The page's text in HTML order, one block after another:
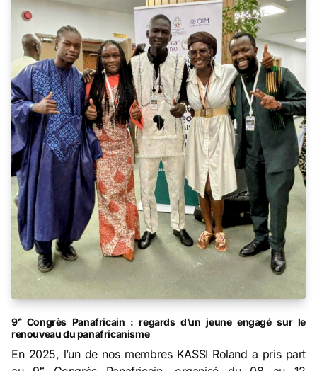
9ᵉ Congrès Panafricain : regards d’un jeune engagé sur le
renouveau du panafricanisme
En 2025, l’un de nos membres KASSI Roland a pris part